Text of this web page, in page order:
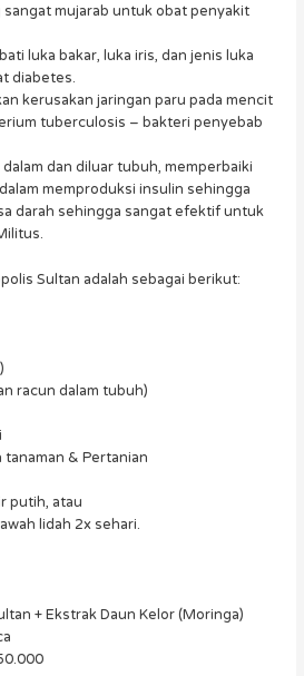
sangat mujarab untuk obat penyakit
luka bakar, luka iris, dan jenis luka
diabetes.
kerusakan jaringan paru pada mencit
tuberculosis – bakteri penyebab
dan diluar tubuh, memperbaiki
memproduksi insulin sehingga
darah sehingga sangat efektif untuk
Sultan adalah sebagai berikut:
racun dalam tubuh)
& Pertanian
putih, atau
lidah 2x sehari.
+ Ekstrak Daun Kelor (Moringa)